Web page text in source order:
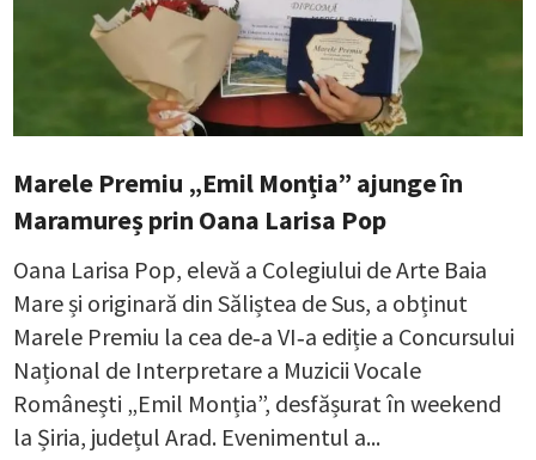
Marele Premiu „Emil Monția” ajunge în
Maramureș prin Oana Larisa Pop
Oana Larisa Pop, elevă a Colegiului de Arte Baia
Mare și originară din Săliștea de Sus, a obținut
Marele Premiu la cea de‑a VI‑a ediție a Concursului
Național de Interpretare a Muzicii Vocale
Românești „Emil Monția”, desfășurat în weekend
la Șiria, județul Arad. Evenimentul a